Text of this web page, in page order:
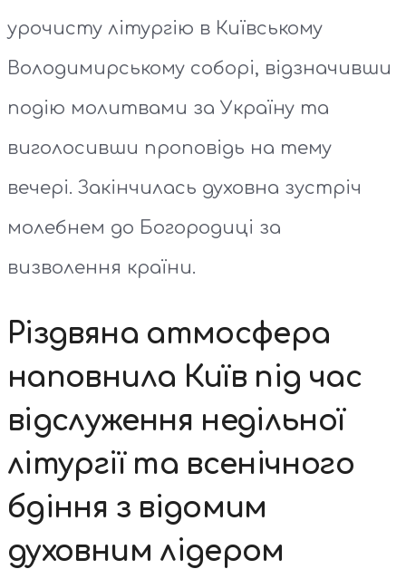
урочисту літургію в Київському
Володимирському соборі, відзначивши
подію молитвами за Україну та
виголосивши проповідь на тему
вечері. Закінчилась духовна зустріч
молебнем до Богородиці за
визволення країни.
Різдвяна атмосфера
наповнила Київ під час
відслуження недільної
літургії та всенічного
бдіння з відомим
духовним лідером